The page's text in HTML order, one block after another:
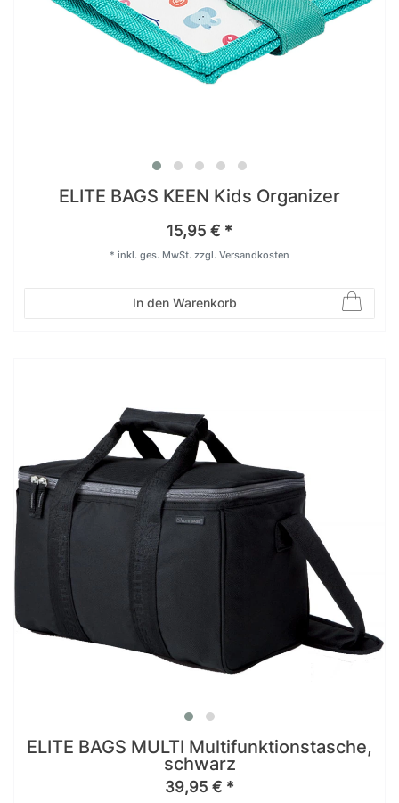
ELITE BAGS KEEN Kids Organizer
15,95 € *
In den Warenkorb
* inkl. ges. MwSt. zzgl. Versandkosten
ELITE BAGS MULTI Multifunktionstasche,
schwarz
39,95 € *